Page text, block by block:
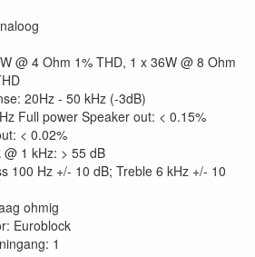
@ 4 Ohm 1% THD, 1 x 36W @ 8 Ohm
20Hz - 50 kHz (-3dB)
Full power Speaker out: < 0.15%
< 0.02%
1 kHz: > 55 dB
100 Hz +/- 10 dB; Treble 6 kHz +/- 10
ohmig
Euroblock
1